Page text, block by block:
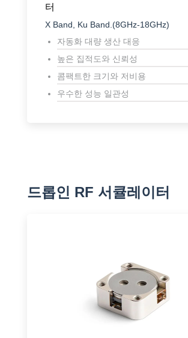
터
X Band, Ku Band.(8GHz-18GHz)
자동화 대량 생산 대응
높은 집적도와 신뢰성
콤팩트한 크기와 저비용
우수한 성능 일관성
드롭인 RF 서큘레이터